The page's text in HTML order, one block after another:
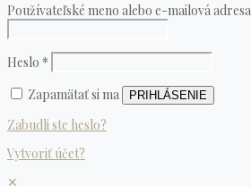
Používateľské meno alebo e-mailová adresa
Heslo *
Zapamätať si ma
PRIHLÁSENIE
Zabudli ste heslo?
Vytvoriť účet?
✕